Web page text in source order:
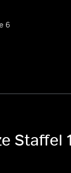
6
Staffel 1